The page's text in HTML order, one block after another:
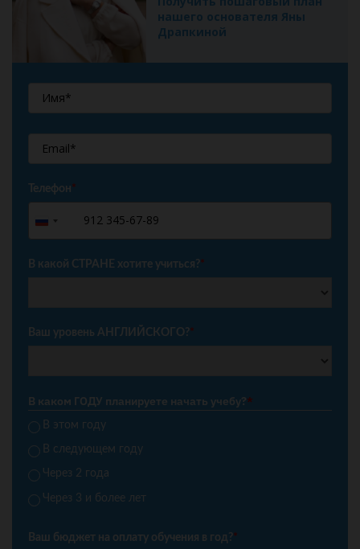
нашего основателя Яны
Драпкиной
Телефон*
Russia
+7
В какой СТРАНЕ хотите учиться?*
Ваш уровень АНГЛИЙСКОГО?*
В каком ГОДУ планируете начать учебу?*
В этом году
В следующем году
Через 2 года
Через 3 и более лет
Ваш бюджет на оплату обучения в год?*